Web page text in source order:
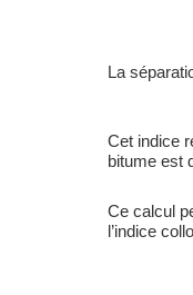
La
Cet indice
bitume est
Ce calcul
l’indice